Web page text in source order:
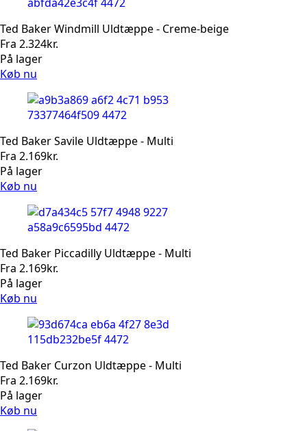
Ted Baker Windmill Uldtæppe - Creme-beige
Fra 2.324kr.
På lager
Køb nu
Ted Baker Savile Uldtæppe - Multi
Fra 2.169kr.
På lager
Køb nu
Ted Baker Piccadilly Uldtæppe - Multi
Fra 2.169kr.
På lager
Køb nu
Ted Baker Curzon Uldtæppe - Multi
Fra 2.169kr.
På lager
Køb nu